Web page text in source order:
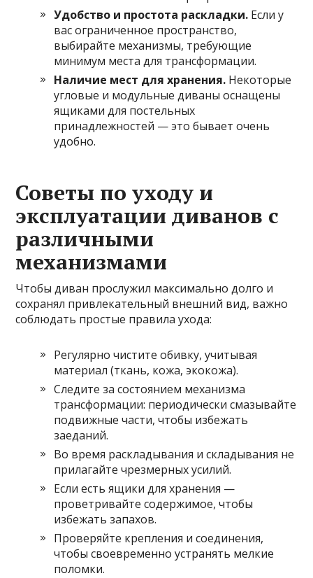
Удобство и простота раскладки. Если у
вас ограниченное пространство,
выбирайте механизмы, требующие
минимум места для трансформации.
Наличие мест для хранения. Некоторые
угловые и модульные диваны оснащены
ящиками для постельных
принадлежностей — это бывает очень
удобно.
Советы по уходу и
эксплуатации диванов с
различными
механизмами
Чтобы диван прослужил максимально долго и
сохранял привлекательный внешний вид, важно
соблюдать простые правила ухода:
Регулярно чистите обивку, учитывая
материал (ткань, кожа, экокожа).
Следите за состоянием механизма
трансформации: периодически смазывайте
подвижные части, чтобы избежать
заеданий.
Во время раскладывания и складывания не
прилагайте чрезмерных усилий.
Если есть ящики для хранения —
проветривайте содержимое, чтобы
избежать запахов.
Проверяйте крепления и соединения,
чтобы своевременно устранять мелкие
поломки.